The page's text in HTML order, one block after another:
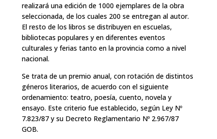
realizará una edición de 1000 ejemplares de la obra
seleccionada, de los cuales 200 se entregan al autor.
El resto de los libros se distribuyen en escuelas,
bibliotecas populares y en diferentes eventos
culturales y ferias tanto en la provincia como a nivel
nacional.
Se trata de un premio anual, con rotación de distintos
géneros literarios, de acuerdo con el siguiente
ordenamiento: teatro, poesía, cuento, novela y
ensayo. Este criterio fue establecido, según Ley Nº
7.823/87 y su Decreto Reglamentario Nº 2.967/87
GOB.